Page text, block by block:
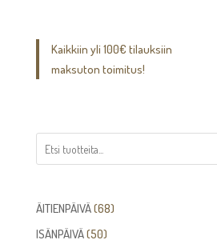
Kaikkiin yli 100€ tilauksiin
maksuton toimitus!
ÄITIENPÄIVÄ 6868
ISÄNPÄIVÄ 5050